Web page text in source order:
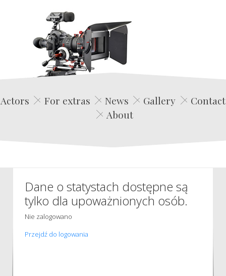
Edwin Film Agencja Aktorska
Actors For extras News Gallery
Contact
About
Dane o statystach dostępne są
tylko dla upoważnionych osób.
Nie zalogowano
Przejdź do logowania